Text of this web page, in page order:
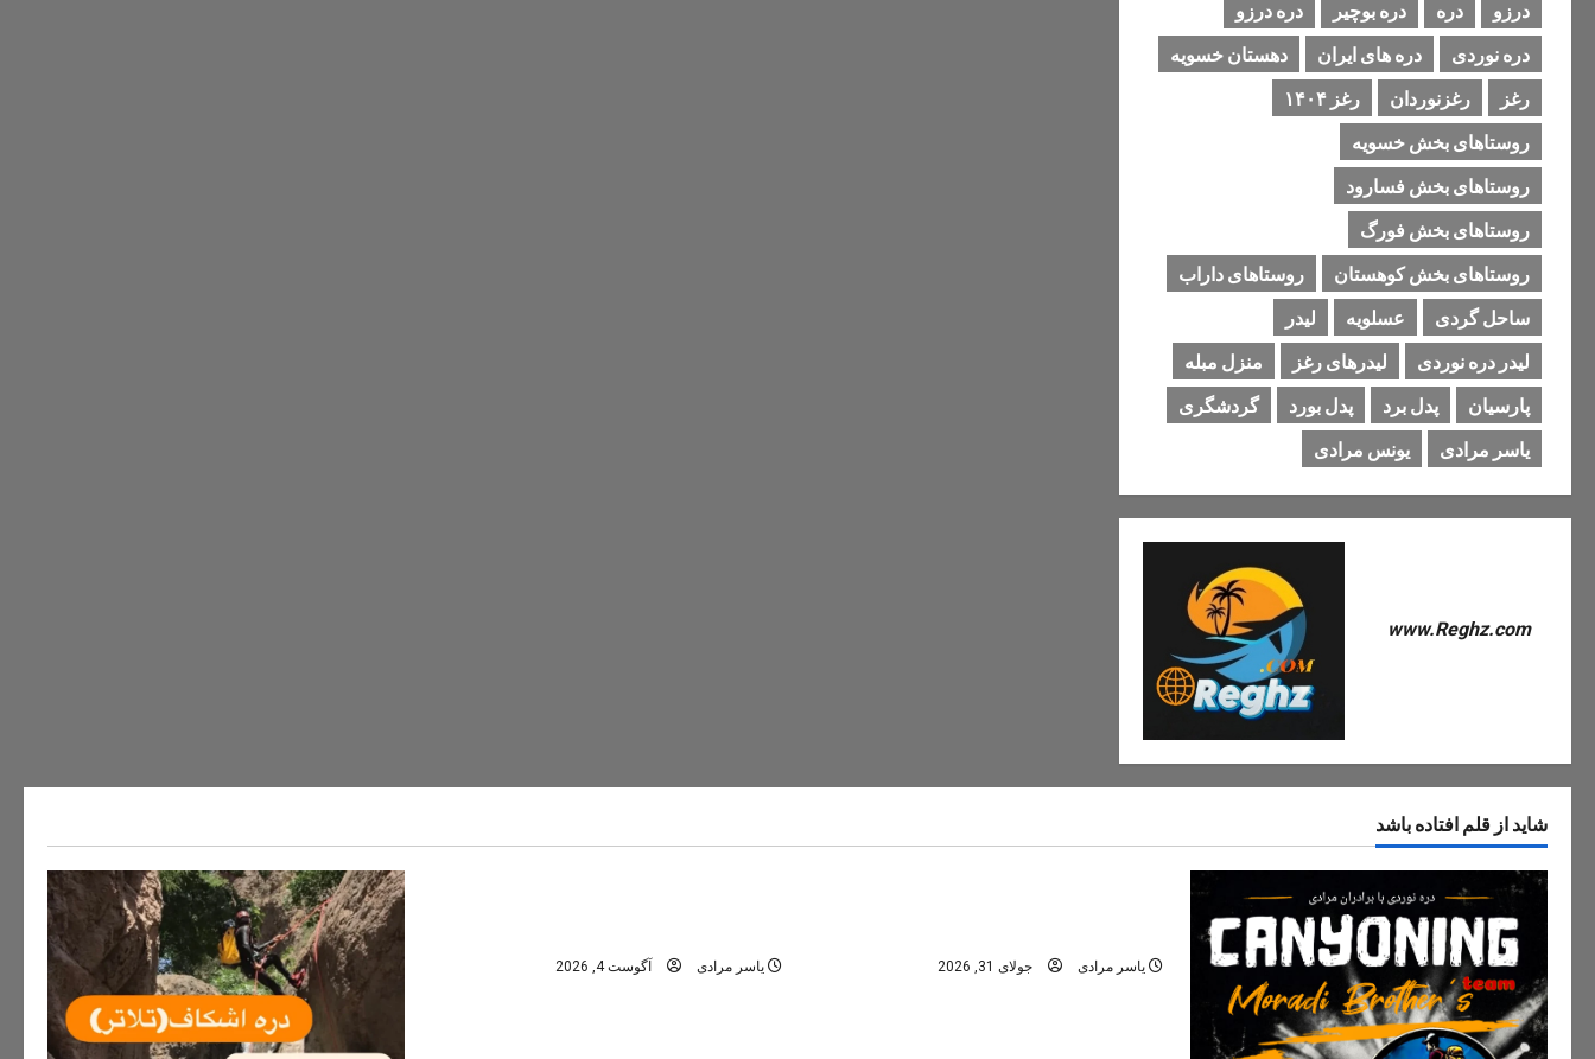
درزو
دره دره بوچیر
دره درزو
دره نوردی
دره های ایران
دهستان خسویه
رغز
رغزنوردان
رغز ۱۴۰۴
روستاهای بخش خسویه
روستاهای بخش فسارود
روستاهای بخش فورگ
روستاهای بخش کوهستان
روستاهای داراب
ساحل گردی
عسلویه
لیدر
لیدر دره نوردی
لیدرهای رغز
منزل مبله
پارسیان
پدل برد پدل بورد
گردشگری
یاسر مرادی
یونس مرادی
www.Reghz.com
شاید از قلم افتاده باشد
یاسر مرادی آگوست 4, 2026 یاسر مرادی جولای 31, 2026